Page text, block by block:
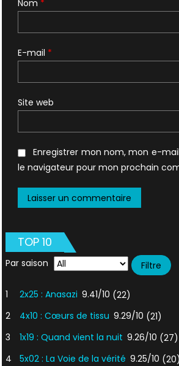
Nom *
E-mail *
Site web
Enregistrer mon nom, mon e-
le navigateur pour mon prochain
TOP 10
Par saison
1 2x25 : Anasazi 9.41/10 (22)
2
4x10 : Cœurs de tissu 9.29/10 (21)
3
1x19 : Quand vient la nuit 9.26/10 (27)
4
5x02 : La Voie de la vérité 9.25/10 (20)